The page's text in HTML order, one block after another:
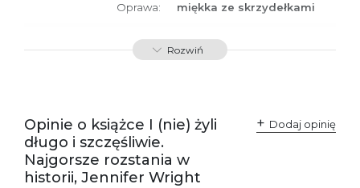
Oprawa: miękka ze skrzydełkami
ISBN 9788366570399
odpowiedzialne za
zgodność produktu z
przepisami:
Sp. z o.o.
ul. Fredry 8
Polska
kontakt@wydajenamsie.pl
+48 61 623 38 38
Rozwiń
Opinie o książce I (nie) żyli
długo i szczęśliwie.
Najgorsze rozstania w
historii, Jennifer Wright
Dodaj opinię